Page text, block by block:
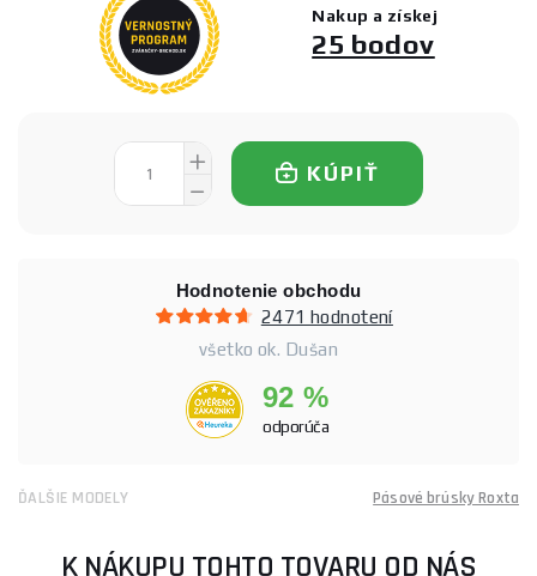
Nakup a získej
25 bodov
KÚPIŤ
Hodnotenie obchodu
2471 hodnotení
všetko ok. Dušan
92 %
odporúča
ĎALŠIE MODELY Pásové brúsky Roxta
K NÁKUPU TOHTO TOVARU OD NÁS